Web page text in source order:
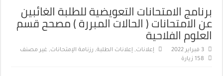
برنامج الامتحانات التعويضية للطلبة الغائبين
عن الامتحانات ( الحالات المبررة ) مصحح قسم
العلوم الفلاحية
3 فبراير 2022 إعلانات, إعلانات الطلبة, رزنامة الإمتحانات,غير مصنف
158 زيارة